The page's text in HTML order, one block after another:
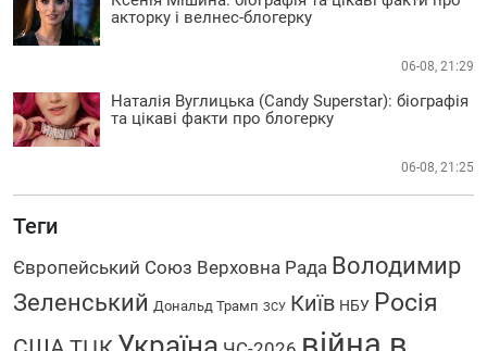
акторку і велнес-блогерку
06-08, 21:29
Наталія Вуглицька (Candy Superstar): біографія
та цікаві факти про блогерку
06-08, 21:25
Теги
Європейський Союз Верховна Рада Володимир
Зеленський Дональд Трамп ЗСУ Київ НБУ Росія